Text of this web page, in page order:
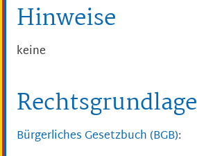
Hinweise
keine
Rechtsgrundlage
Bürgerliches Gesetzbuch (BGB):